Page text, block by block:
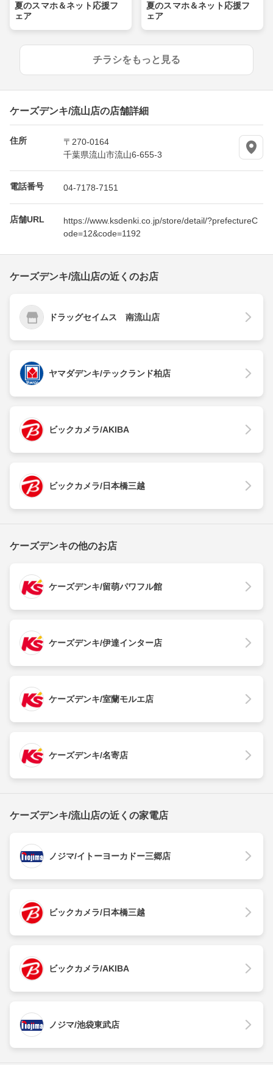
夏のスマホ＆ネット応援フ
ェア
夏のスマホ＆ネット応援フ
ェア
チラシをもっと見る
ケーズデンキ/流山店の店舗詳細
住所
〒270-0164
千葉県流山市流山6-655-3
電話番号 04-7178-7151
店舗URL
https://www.ksdenki.co.jp/store/detail/?prefectureC
ode=12&code=1192
ケーズデンキ/流山店の近くのお店
ドラッグセイムス 南流山店
ヤマダデンキ/テックランド柏店
ビックカメラ/AKIBA
ビックカメラ/日本橋三越
ケーズデンキの他のお店
ケーズデンキ/留萌パワフル館
ケーズデンキ/伊達インター店
ケーズデンキ/室蘭モルエ店
ケーズデンキ/名寄店
ケーズデンキ/流山店の近くの家電店
ノジマ/イトーヨーカドー三郷店
ビックカメラ/日本橋三越
ビックカメラ/AKIBA
ノジマ/池袋東武店